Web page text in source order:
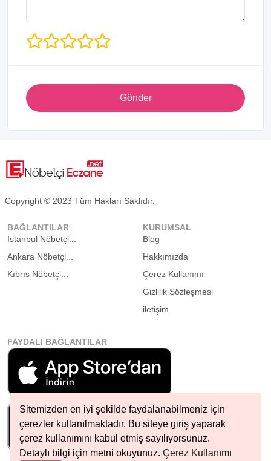
Sitemizden en iyi şekilde faydalanabilmeniz için
çerezler kullanılmaktadır. Bu siteye giriş yaparak
çerez kullanımını kabul etmiş sayılıyorsunuz.
Detaylı bilgi için metni okuyunuz. Çerez Kullanımı
Gönder
Copyright © 2023 Tüm Hakları Saklıdır.
BAĞLANTILAR
İstanbul Nöbetçi...
Ankara Nöbetçi...
Kıbrıs Nöbetçi...
KURUMSAL
Blog
Hakkımızda
Çerez Kullanımı
Gizlilik Sözleşmesi
iletişim
FAYDALI BAĞLANTILAR